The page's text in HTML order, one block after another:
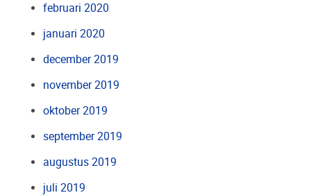
februari 2020
januari 2020
december 2019
november 2019
oktober 2019
september 2019
augustus 2019
juli 2019